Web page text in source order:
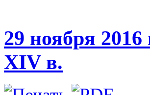
29 ноября
XIV в.